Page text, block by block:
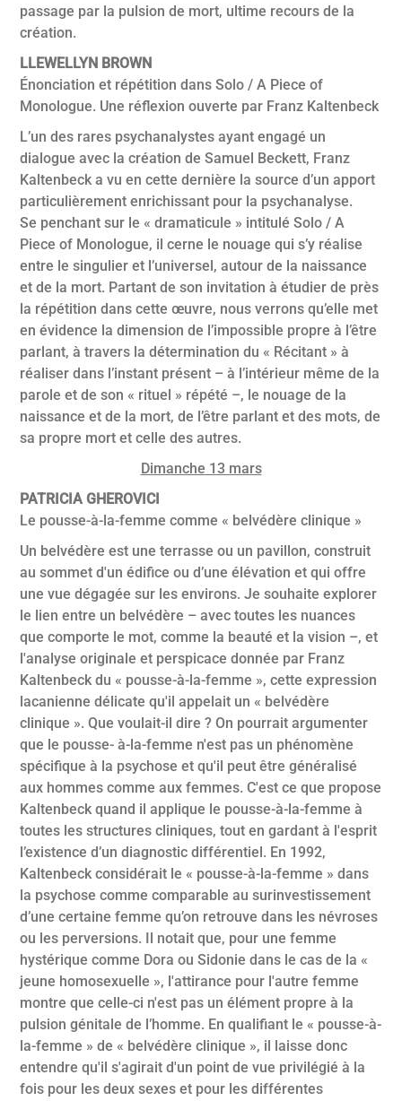
passage par la pulsion de mort, ultime recours de la
création.
LLEWELLYN BROWN
Énonciation et répétition dans Solo / A Piece of
Monologue. Une réflexion ouverte par Franz Kaltenbeck
L’un des rares psychanalystes ayant engagé un
dialogue avec la création de Samuel Beckett, Franz
Kaltenbeck a vu en cette dernière la source d’un apport
particulièrement enrichissant pour la psychanalyse.
Se penchant sur le « dramaticule » intitulé Solo / A
Piece of Monologue, il cerne le nouage qui s’y réalise
entre le singulier et l’universel, autour de la naissance
et de la mort. Partant de son invitation à étudier de près
la répétition dans cette œuvre, nous verrons qu’elle met
en évidence la dimension de l’impossible propre à l’être
parlant, à travers la détermination du « Récitant » à
réaliser dans l’instant présent – à l’intérieur même de la
parole et de son « rituel » répété –, le nouage de la
naissance et de la mort, de l’être parlant et des mots, de
sa propre mort et celle des autres.
Dimanche 13 mars
PATRICIA GHEROVICI
Le pousse-à-la-femme comme « belvédère clinique »
Un belvédère est une terrasse ou un pavillon, construit
au sommet d'un édifice ou d’une élévation et qui offre
une vue dégagée sur les environs. Je souhaite explorer
le lien entre un belvédère – avec toutes les nuances
que comporte le mot, comme la beauté et la vision –, et
l'analyse originale et perspicace donnée par Franz
Kaltenbeck du « pousse-à-la-femme », cette expression
lacanienne délicate qu'il appelait un « belvédère
clinique ». Que voulait-il dire ? On pourrait argumenter
que le pousse- à-la-femme n'est pas un phénomène
spécifique à la psychose et qu'il peut être généralisé
aux hommes comme aux femmes. C'est ce que propose
Kaltenbeck quand il applique le pousse-à-la-femme à
toutes les structures cliniques, tout en gardant à l'esprit
l’existence d’un diagnostic différentiel. En 1992,
Kaltenbeck considérait le « pousse-à-la-femme » dans
la psychose comme comparable au surinvestissement
d’une certaine femme qu’on retrouve dans les névroses
ou les perversions. Il notait que, pour une femme
hystérique comme Dora ou Sidonie dans le cas de la «
jeune homosexuelle », l'attirance pour l'autre femme
montre que celle-ci n'est pas un élément propre à la
pulsion génitale de l’homme. En qualifiant le « pousse-à-
la-femme » de « belvédère clinique », il laisse donc
entendre qu'il s'agirait d'un point de vue privilégié à la
fois pour les deux sexes et pour les différentes